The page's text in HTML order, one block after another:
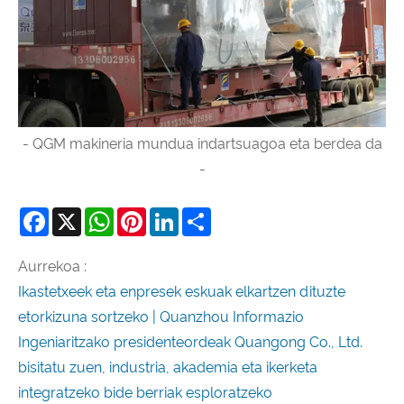
- QGM makineria mundua indartsuagoa eta berdea da
-
Facebook
X WhatsAppPinterestLinkedIn
Aurrekoa :
Ikastetxeek eta enpresek eskuak elkartzen dituzte
etorkizuna sortzeko | Quanzhou Informazio
Ingeniaritzako presidenteordeak Quangong Co., Ltd.
bisitatu zuen, industria, akademia eta ikerketa
integratzeko bide berriak esploratzeko